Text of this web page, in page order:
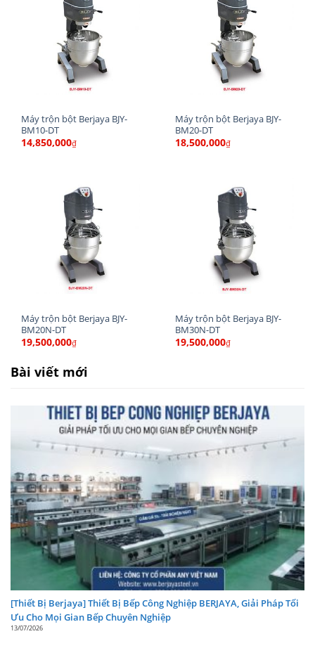
Kích thước đóng kiện: 720 x 630 x 1262 mm
Dung tích: 40 lít
Công suất bột khô: 8Kg
Tốc vòng quay: Whisk-310 Beater-160 Hook-80
Điện áp: 220V~240V/50Hz/1P
Máy trộn bột Berjaya BJY-BM40N-DT
Máy trộn bột Berjaya BJY-
BM10-DT
14,850,000₫
Máy trộn bột Berjaya BJY-
BM20-DT
18,500,000₫
Máy trộn bột Berjaya BJY-
BM20N-DT
19,500,000₫
Máy trộn bột Berjaya BJY-
BM30N-DT
19,500,000₫
Bài viết mới
[Thiết Bị Berjaya] Thiết Bị Bếp Công Nghiệp BERJAYA, Giải Pháp Tối
Ưu Cho Mọi Gian Bếp Chuyên Nghiệp
13/07/2026